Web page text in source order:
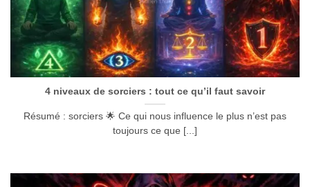
4 niveaux de sorciers : tout ce qu’il faut savoir
Résumé : sorciers 🌟 Ce qui nous influence le plus n’est pas
toujours ce que [...]